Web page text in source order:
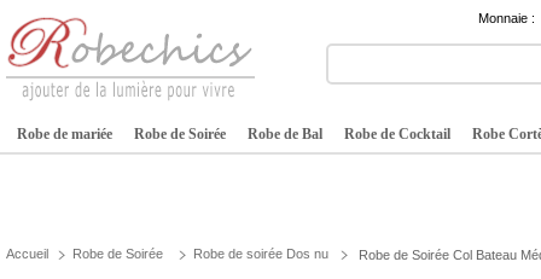
Monnaie :
Robe de mariée Robe de Soirée Robe de Bal Robe de Cocktail Robe
Accueil Robe de Soirée Robe de soirée Dos nu Robe de Soirée Col Bateau